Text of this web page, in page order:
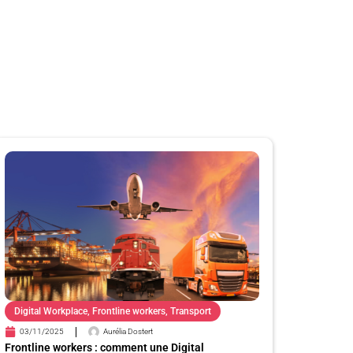
Digital Workplace, Frontline workers,Transport
03/11/2025 Aurélia Dostert
Frontline workers : comment une Digital